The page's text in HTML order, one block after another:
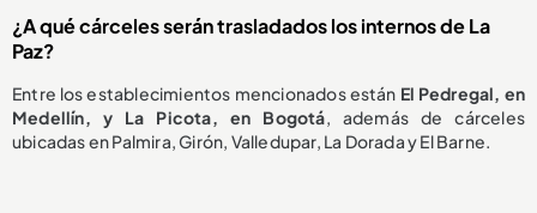
¿A qué cárceles serán trasladados los internos de La
Paz?
Entre los establecimientos mencionados están El Pedregal, en
Medellín, y La Picota, en Bogotá, además de cárceles
ubicadas en Palmira, Girón, Valledupar, La Dorada y El Barne.